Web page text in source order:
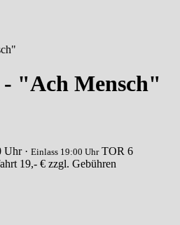
"Ach Mensch"
Uhr · Einlass 19:00 Uhr TOR 6
19,- € zzgl. Gebühren